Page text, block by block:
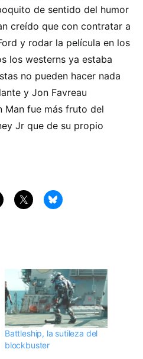
de sentido del humor
creído que con contratar a
y rodar la película en los
los westerns ya estaba
no pueden hacer nada
y Jon Favreau
Man fue más fruto del
Jr que de su propio
Battleship, la sutileza del
blockbuster